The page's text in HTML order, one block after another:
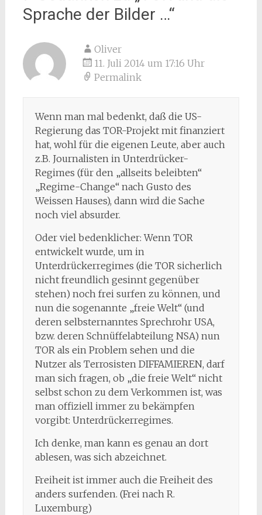
Sprache der Bilder …“
Oliver
11. Juli 2014 um 17:16 Uhr
Permalink
Wenn man mal bedenkt, daß die US-
Regierung das TOR-Projekt mit finanziert
hat, wohl für die eigenen Leute, aber auch
z.B. Journalisten in Unterdrücker-
Regimes (für den „allseits beleibten“
„Regime-Change“ nach Gusto des
Weissen Hauses), dann wird die Sache
noch viel absurder.
Oder viel bedenklicher: Wenn TOR
entwickelt wurde, um in
Unterdrückerregimes (die TOR sicherlich
nicht freundlich gesinnt gegenüber
stehen) noch frei surfen zu können, und
nun die sogenannte „freie Welt“ (und
deren selbsternanntes Sprechrohr USA,
bzw. deren Schnüffelabteilung NSA) nun
TOR als ein Problem sehen und die
Nutzer als Terrosisten DIFFAMIEREN, darf
man sich fragen, ob „die freie Welt“ nicht
selbst schon zu dem Verkommen ist, was
man offiziell immer zu bekämpfen
vorgibt: Unterdrückerregimes.
Ich denke, man kann es genau an dort
ablesen, was sich abzeichnet.
Freiheit ist immer auch die Freiheit des
anders surfenden. (Frei nach R.
Luxemburg)